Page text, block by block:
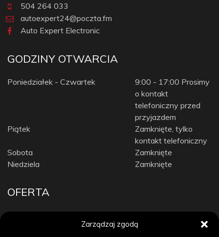
Zarządzaj zgodą
504 264 033
autoexpert24@poczta.fm
Auto Expert Electronic
GODZINY OTWARCIA
Poniedziałek - Czwartek
9:00 - 17:00 Prosimy
o kontakt
telefoniczny przed
przyjazdem
Piątek
Zamknięte, tylko
kontakt telefoniczny
Sobota
Zamknięte
Niedziela
Zamknięte
OFERTA
Car Audio
Diagnostyka komputerowa / Tuning